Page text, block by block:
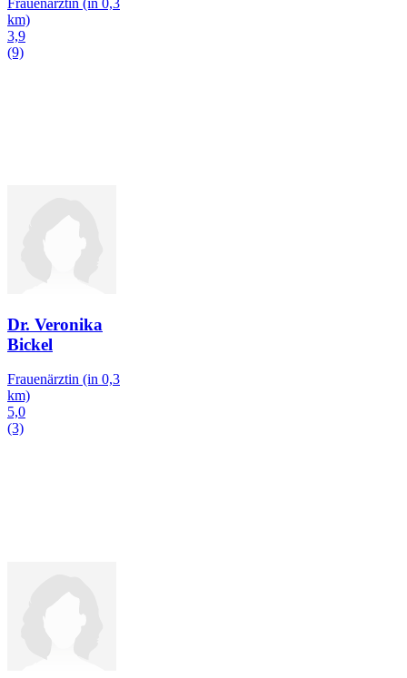
km)
3,9
(9)
Dr. Veronika
Bickel
Frauenärztin (in 0,3
km)
5,0
(3)